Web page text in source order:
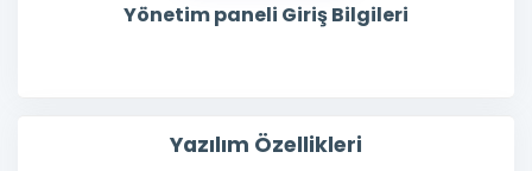
Yönetim paneli Giriş Bilgileri
Yazılım Özellikleri